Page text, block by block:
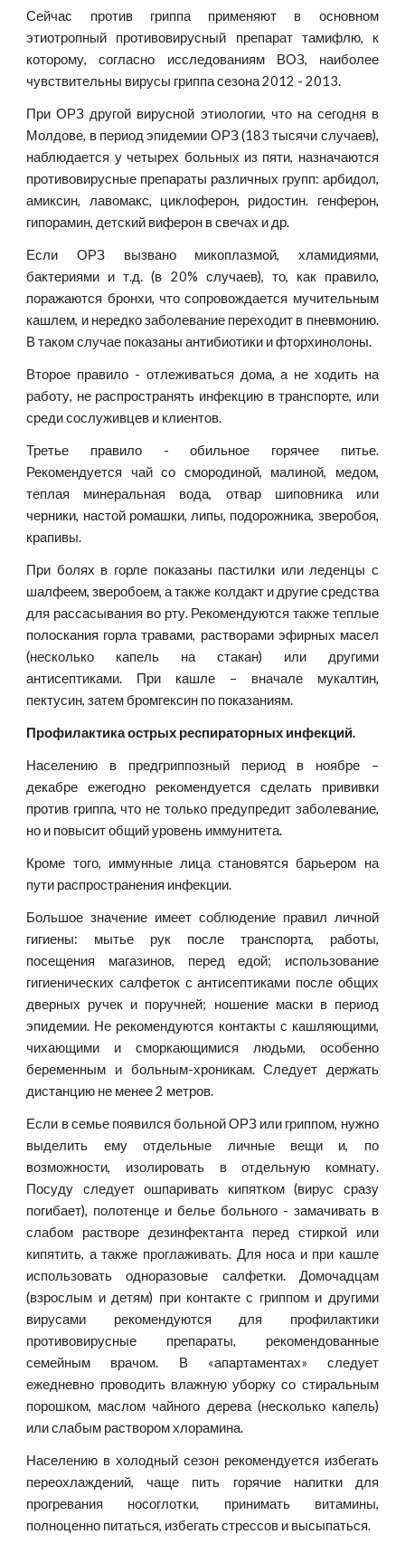
Сейчас против гриппа применяют в основном
этиотропный противовирусный препарат тамифлю, к
которому, согласно исследованиям ВОЗ, наиболее
чувствительны вирусы гриппа сезона 2012 - 2013.
При ОРЗ другой вирусной этиологии, что на сегодня в
Молдове, в период эпидемии ОРЗ (183 тысячи случаев),
наблюдается у четырех больных из пяти, назначаются
противовирусные препараты различных групп: арбидол,
амиксин, лавомакс, циклоферон, ридостин. генферон,
гипорамин, детский виферон в свечах и др.
Если ОРЗ вызвано микоплазмой, хламидиями,
бактериями и т.д. (в 20% случаев), то, как правило,
поражаются бронхи, что сопровождается мучительным
кашлем, и нередко заболевание переходит в пневмонию.
В таком случае показаны антибиотики и фторхинолоны.
Второе правило - отлеживаться дома, а не ходить на
работу, не распространять инфекцию в транспорте, или
среди сослуживцев и клиентов.
Третье правило - обильное горячее питье.
Рекомендуется чай со смородиной, малиной, медом,
теплая минеральная вода, отвар шиповника или
черники, настой ромашки, липы, подорожника, зверобоя,
крапивы.
При болях в горле показаны пастилки или леденцы с
шалфеем, зверобоем, а также колдакт и другие средства
для рассасывания во рту. Рекомендуются также теплые
полоскания горла травами, растворами эфирных масел
(несколько капель на стакан) или другими
антисептиками. При кашле – вначале мукалтин,
пектусин, затем бромгексин по показаниям.
Профилактика острых респираторных инфекций.
Населению в предгриппозный период в ноябре –
декабре ежегодно рекомендуется сделать прививки
против гриппа, что не только предупредит заболевание,
но и повысит общий уровень иммунитета.
Кроме того, иммунные лица становятся барьером на
пути распространения инфекции.
Большое значение имеет соблюдение правил личной
гигиены: мытье рук после транспорта, работы,
посещения магазинов, перед едой; использование
гигиенических салфеток с антисептиками после общих
дверных ручек и поручней; ношение маски в период
эпидемии. Не рекомендуются контакты с кашляющими,
чихающими и сморкающимися людьми, особенно
беременным и больным-хроникам. Следует держать
дистанцию не менее 2 метров.
Если в семье появился больной ОРЗ или гриппом, нужно
выделить ему отдельные личные вещи и, по
возможности, изолировать в отдельную комнату.
Посуду следует ошпаривать кипятком (вирус сразу
погибает), полотенце и белье больного - замачивать в
слабом растворе дезинфектанта перед стиркой или
кипятить, а также проглаживать. Для носа и при кашле
использовать одноразовые салфетки. Домочадцам
(взрослым и детям) при контакте с гриппом и другими
вирусами рекомендуются для профилактики
противовирусные препараты, рекомендованные
семейным врачом. В «апартаментах» следует
ежедневно проводить влажную уборку со стиральным
порошком, маслом чайного дерева (несколько капель)
или слабым раствором хлорамина.
Населению в холодный сезон рекомендуется избегать
переохлаждений, чаще пить горячие напитки для
прогревания носоглотки, принимать витамины,
полноценно питаться, избегать стрессов и высыпаться.